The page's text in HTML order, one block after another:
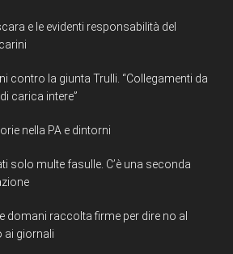
e le evidenti responsabilità del
contro la giunta Trulli. “Collegamenti da
carica intere”
nella PA e dintorni
solo multe fasulle. C’è una seconda
domani raccolta firme per dire no al
ai giornali